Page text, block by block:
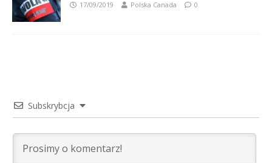
17/09/2019 Polska Canada 0
Subskrybcja